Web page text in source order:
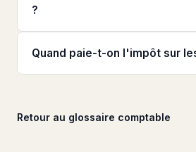
?
Quand paie-t-on l'impôt sur
Retour au glossaire comptable